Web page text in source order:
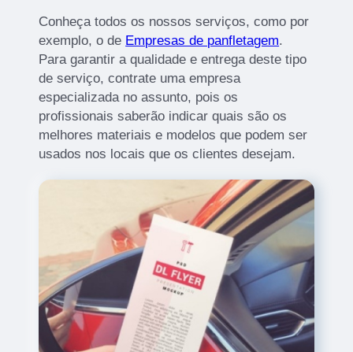
Conheça todos os nossos serviços, como por
exemplo, o de Empresas de panfletagem.
Para garantir a qualidade e entrega deste tipo
de serviço, contrate uma empresa
especializada no assunto, pois os
profissionais saberão indicar quais são os
melhores materiais e modelos que podem ser
usados nos locais que os clientes desejam.